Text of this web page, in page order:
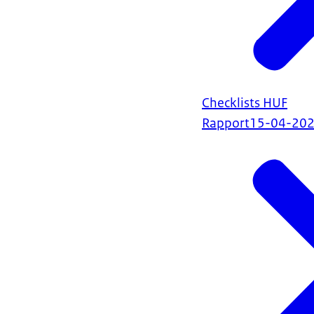
Checklists HUF
Rapport15-04-